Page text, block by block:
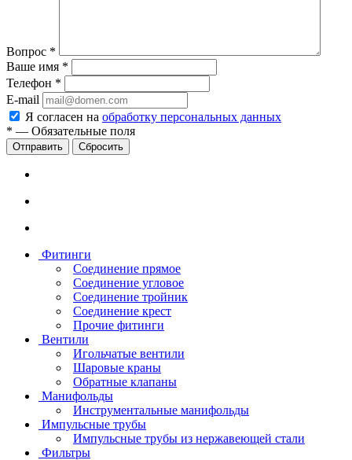
Вопрос *
Ваше имя *
Телефон *
E-mail
Я согласен на обработку персональных данных
* — Обязательные поля
Сбросить
Фитинги
Соединение прямое
Соединение угловое
Соединение тройник
Соединение крест
Прочие фитинги
Вентили
Игольчатые вентили
Шаровые краны
Обратные клапаны
Манифольды
Инструментальные манифольды
Импульсные трубы
Импульсные трубы из нержавеющей стали
Фильтры